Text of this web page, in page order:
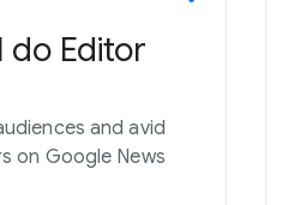
do Editor
and avid
on Google News